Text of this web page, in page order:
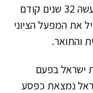
7 באוקטובר) איבדו את הצפון. בדיוק כפי שעשה 32 שנים קודם
את המפעל הציוני
והתואר.
ישראל בפעם
נמצאת כפסע